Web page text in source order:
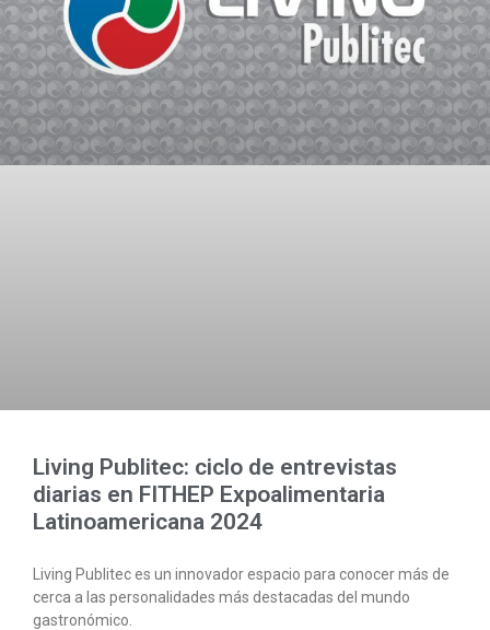
Living Publitec: ciclo de entrevistas
diarias en FITHEP Expoalimentaria
Latinoamericana 2024
Living Publitec es un innovador espacio para conocer más de
cerca a las personalidades más destacadas del mundo
gastronómico.